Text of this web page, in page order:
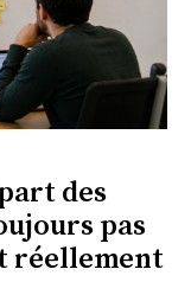
des
pas
réellement